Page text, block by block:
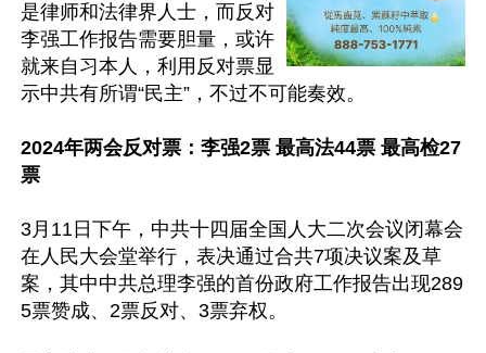
是律师和法律界人士，而反对
李强工作报告需要胆量，或许
就来自习本人，利用反对票显
示中共有所谓“民主”，不过不可能奏效。
2024年两会反对票：李强2票 最高法44票 最高检27
票
3月11日下午，中共十四届全国人大二次会议闭幕会
在人民大会堂举行，表决通过合共7项决议案及草
案，其中中共总理李强的首份政府工作报告出现289
5票赞成、2票反对、3票弃权。